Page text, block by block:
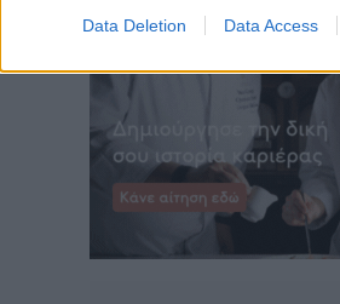
Data Deletion Data Access